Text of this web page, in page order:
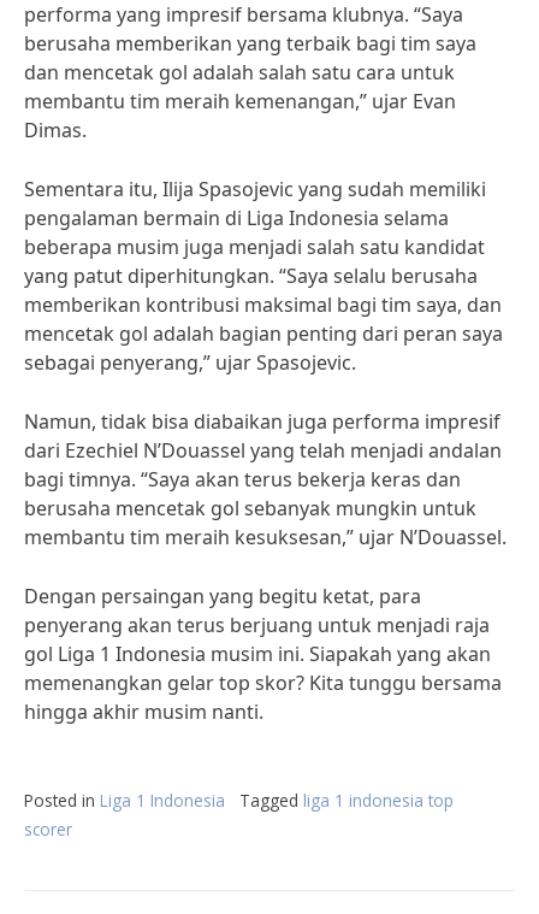
performa yang impresif bersama klubnya. “Saya
berusaha memberikan yang terbaik bagi tim saya
dan mencetak gol adalah salah satu cara untuk
membantu tim meraih kemenangan,” ujar Evan
Dimas.
Sementara itu, Ilija Spasojevic yang sudah memiliki
pengalaman bermain di Liga Indonesia selama
beberapa musim juga menjadi salah satu kandidat
yang patut diperhitungkan. “Saya selalu berusaha
memberikan kontribusi maksimal bagi tim saya, dan
mencetak gol adalah bagian penting dari peran saya
sebagai penyerang,” ujar Spasojevic.
Namun, tidak bisa diabaikan juga performa impresif
dari Ezechiel N’Douassel yang telah menjadi andalan
bagi timnya. “Saya akan terus bekerja keras dan
berusaha mencetak gol sebanyak mungkin untuk
membantu tim meraih kesuksesan,” ujar N’Douassel.
Dengan persaingan yang begitu ketat, para
penyerang akan terus berjuang untuk menjadi raja
gol Liga 1 Indonesia musim ini. Siapakah yang akan
memenangkan gelar top skor? Kita tunggu bersama
hingga akhir musim nanti.
Posted in Liga 1 Indonesia Tagged liga 1 indonesia top
scorer